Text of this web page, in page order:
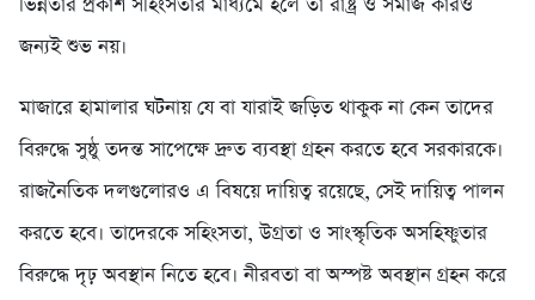
জন্যই শুভ নয়।
‎মাজারে হামালার ঘটনায় যে বা যারাই জড়িত থাকুক না কেন তাদের
বিরুদ্ধে সুষ্ঠু তদন্ত সাপেক্ষে দ্রুত ব্যবস্থা গ্রহন করতে হবে সরকারকে।
রাজনৈতিক দলগুলোরও এ বিষয়ে দায়িত্ব রয়েছে, সেই দায়িত্ব পালন
করতে হবে। তাদেরকে সহিংসতা, উগ্রতা ও সাংস্কৃতিক অসহিষ্ণুতার
বিরুদ্ধে দৃঢ় অবস্থান নিতে হবে। নীরবতা বা অস্পষ্ট অবস্থান গ্রহন করে